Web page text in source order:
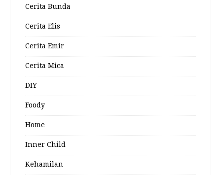
Cerita Bunda
Cerita Elis
Cerita Emir
Cerita Mica
DIY
Foody
Home
Inner Child
Kehamilan